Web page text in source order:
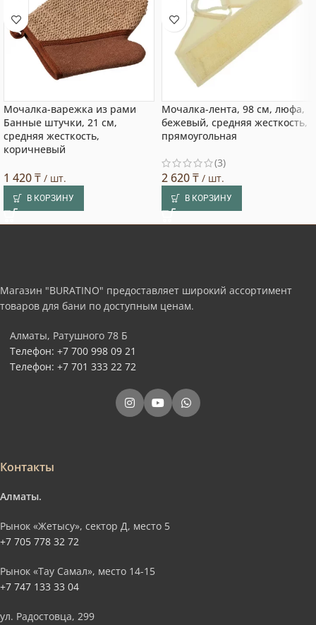
Мочалка-варежка из рами
Банные штучки, 21 см,
средняя жесткость,
коричневый
1 420₸ / шт.
В КОРЗИНУ
Мочалка-лента, 98 см, люфа,
бежевый, средняя жесткость,
прямоугольная
(3)
2 620₸ / шт.
В КОРЗИНУ
Магазин "BURATINO" предоставляет широкий ассортимент
товаров для бани по доступным ценам.
Алматы, Ратушного 78 Б
Телефон: +7 700 998 09 21
Телефон: +7 701 333 22 72
Контакты
Алматы.
Рынок «Жетысу», сектор Д, место 5
+7 705 778 32 72
Рынок «Тау Самал», место 14-15
+7 747 133 33 04
ул. Радостовца, 299